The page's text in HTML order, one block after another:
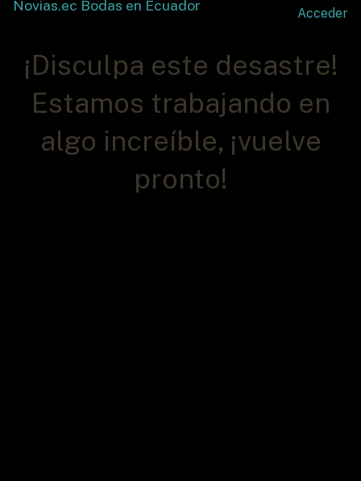
Novias.ec Bodas en Ecuador Acceder
¡Disculpa este desastre!
Estamos trabajando en
algo increíble, ¡vuelve
pronto!